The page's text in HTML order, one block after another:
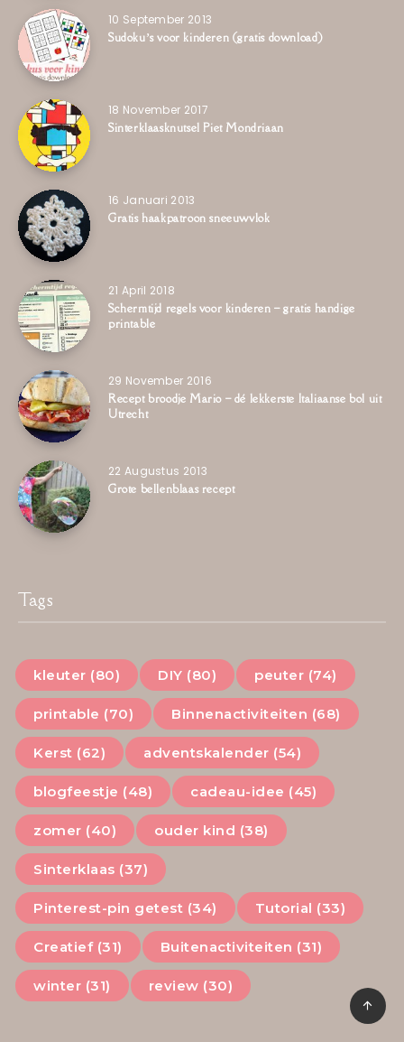
10 September 2013
Sudoku’s voor kinderen (gratis download)
18 November 2017
Sinterklaasknutsel Piet Mondriaan
16 Januari 2013
Gratis haakpatroon sneeuwvlok
21 April 2018
Schermtijd regels voor kinderen – gratis handige
printable
29 November 2016
Recept broodje Mario – dé lekkerste Italiaanse bol uit
Utrecht
22 Augustus 2013
Grote bellenblaas recept
Tags
kleuter (80) DIY (80) peuter (74)
printable (70) Binnenactiviteiten (68)
Kerst (62) adventskalender (54)
blogfeestje (48) cadeau-idee (45)
zomer (40) ouder kind (38)
Sinterklaas (37)
Pinterest-pin getest (34) Tutorial (33)
Creatief (31) Buitenactiviteiten (31)
winter (31) review (30)